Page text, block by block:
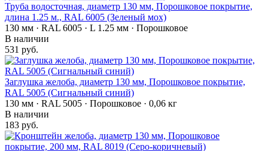
Труба водосточная, диаметр 130 мм, Порошковое покрытие,
длина 1.25 м., RAL 6005 (Зеленый мох)
130 мм · RAL 6005 · L 1.25 мм · Порошковое
В наличии
531 руб.
Заглушка желоба, диаметр 130 мм, Порошковое покрытие,
RAL 5005 (Сигнальный синий)
130 мм · RAL 5005 · Порошковое · 0,06 кг
В наличии
183 руб.